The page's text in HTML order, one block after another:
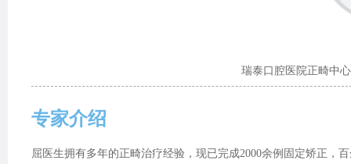
瑞泰口腔医院正畸中
专家介绍
屈医生拥有多年的正畸治疗经验，现已完成2000余例固定矫正，